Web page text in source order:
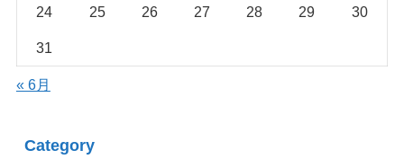
24 25 26 27 28 29 30
31
« 6月
Category